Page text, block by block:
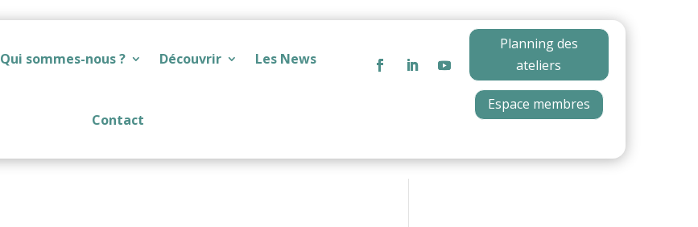
Qui sommes-nous ? Découvrir Les News
Contact
Planning des
ateliers
Espace membres